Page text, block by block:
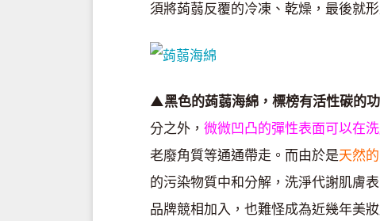
須將蒟蒻反覆的冷凍、乾燥，最後就
▲黑色的蒟蒻海綿，標榜有活性碳的
分之外， 微微凹凸的彈性表面可以在
老廢角質等通通帶走。而由於是天然
的污染物質中和分解，洗淨代謝肌膚
品牌競相加入，也難怪成為近幾年美